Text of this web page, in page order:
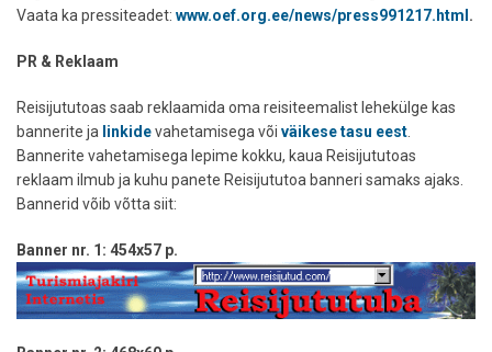
Vaata ka pressiteadet: www.oef.org.ee/news/press991217.html .
PR & Reklaam
Reisijututoas saab reklaamida oma reisiteemalist lehekülge kas
bannerite ja linkidevahetamisega või väikese tasu eest
Bannerite vahetamisega lepime kokku, kaua Reisijututoas
reklaam ilmub ja kuhu panete Reisijututoa banneri samaks ajaks.
Bannerid võib võtta siit:
Banner nr. 1: 454x57 p.